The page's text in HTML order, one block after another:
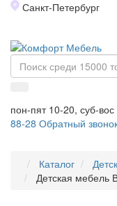
Санкт-Петербург
пон-пят 10-20, суб-
88-28 Обратный
Каталог
Детская мебель